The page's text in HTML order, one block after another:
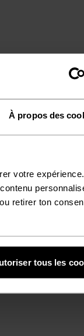
À propos des
votre
retirer ton
tous les